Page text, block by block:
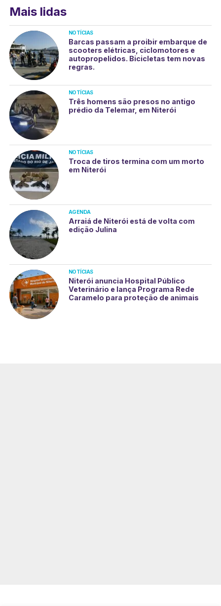
Mais lidas
NOTÍCIAS
Barcas passam a proibir embarque de
scooters elétricas, ciclomotores e
autopropelidos. Bicicletas tem novas
regras.
NOTÍCIAS
Três homens são presos no antigo
prédio da Telemar, em Niterói
NOTÍCIAS
Troca de tiros termina com um morto
em Niterói
AGENDA
Arraiá de Niterói está de volta com
edição Julina
NOTÍCIAS
Niterói anuncia Hospital Público
Veterinário e lança Programa Rede
Caramelo para proteção de animais